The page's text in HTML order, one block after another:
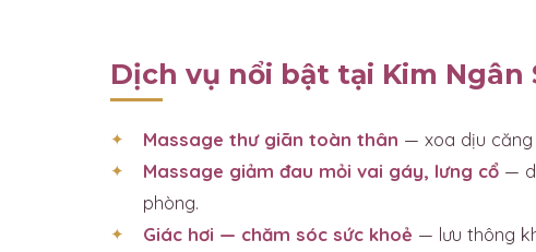
Dịch vụ nổi bật tại Kim Ngân
Massage thư giãn toàn thân — xoa dịu căng
Massage giảm đau mỏi vai gáy, lưng cổ —
phòng.
Giác hơi — chăm sóc sức khoẻ — lưu thông